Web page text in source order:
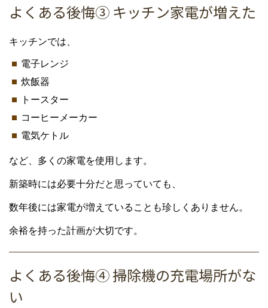
よくある後悔③ キッチン家電が増えた
キッチンでは、
電子レンジ
炊飯器
トースター
コーヒーメーカー
電気ケトル
など、多くの家電を使用します。
新築時には必要十分だと思っていても、
数年後には家電が増えていることも珍しくありません。
余裕を持った計画が大切です。
よくある後悔④ 掃除機の充電場所がな
い